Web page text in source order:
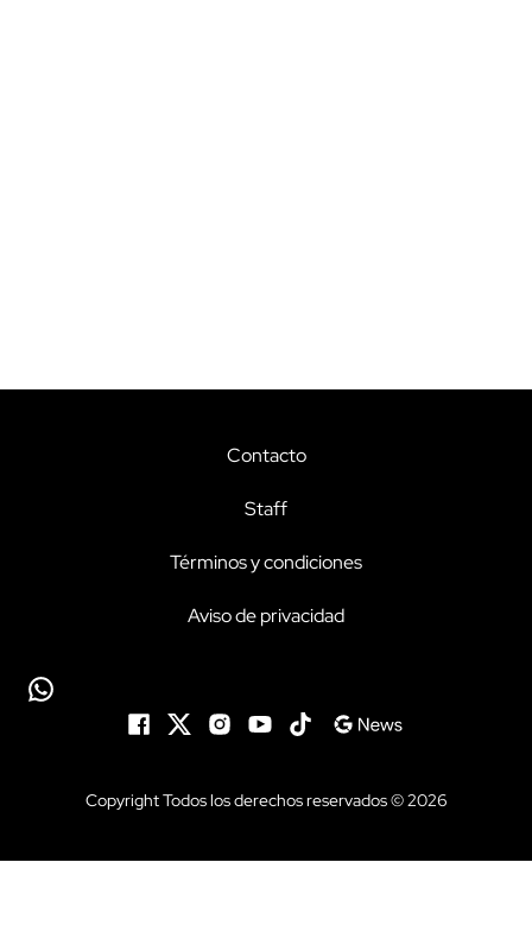
Contacto
Staff
Términos y condiciones
Aviso de privacidad
Copyright Todos los derechos reservados © 2026